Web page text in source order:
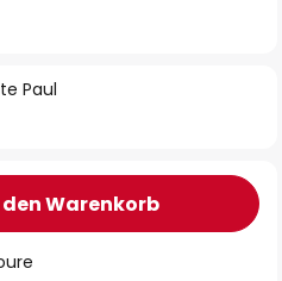
Paul
den Warenkorb